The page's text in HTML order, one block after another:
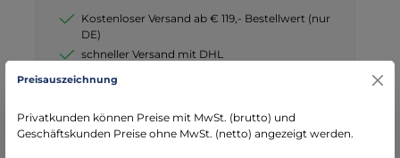
Kostenloser Versand ab € 119,- Bestellwert (nur
DE)
schneller Versand mit DHL
seit über 15 Jahren kompetenter Partner im
Bereich Notfallmedizin
Preisauszeichnung
Privatkunden können Preise mit MwSt. (brutto) und
Geschäftskunden Preise ohne MwSt. (netto) angezeigt werden.